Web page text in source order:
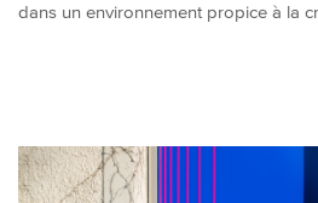
dans un environnement propice à la